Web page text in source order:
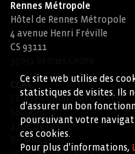
Ce site web utilise des
statistiques de visites. Ils
d'assurer un bon
poursuivant votre
ces cookies.
Pour plus d'informations,
Rennes Métropole
Hôtel de Rennes Métropole
4 avenue Henri Fréville
CS 93111
CCAS
Centre Communal d'Action
Sociale
1 rue du Griffon
BP 90544